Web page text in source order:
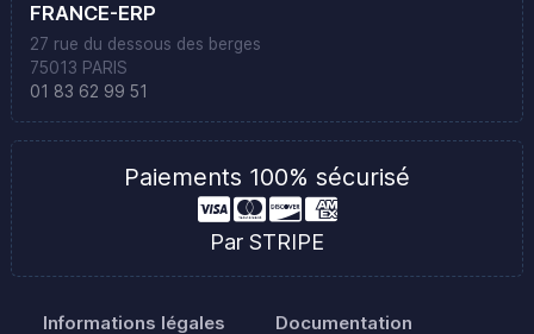
FRANCE-ERP
27 rue du dessous des berges
75013 PARIS
01 83 62 99 51
Paiements 100% sécurisé
Par STRIPE
Informations légales Documentation